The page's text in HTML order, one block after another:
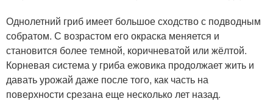
Однолетний гриб имеет большое сходство с подводным
собратом. С возрастом его окраска меняется и
становится более темной, коричневатой или жёлтой.
Корневая система у гриба ежовика продолжает жить и
давать урожай даже после того, как часть на
поверхности срезана еще несколько лет назад.